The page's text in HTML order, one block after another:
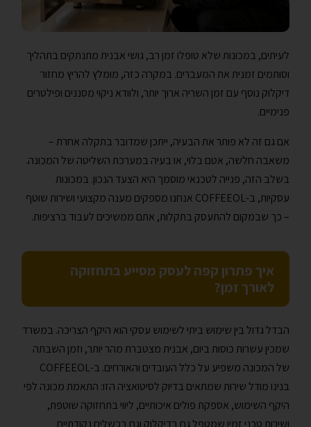
לעיתים, במכונות שלא טופלו זמן רב, גושי אבנית מתנתקים בתהליך
וסותמים זמנית את המעברים. במקרה כזה, מומלץ להריץ מחזור
דיקלוק נוסף עם זמן השריה ארוך יותר, ולוודא ניקוי מסננים ופילטרים
פנימיים.
אם גם זה לא פותר את הבעיה, ייתכן שמדובר בתקלה אחרת –
משאבה חלשה, אטם בלוי, או בעיה במערכת השליטה של המכונה.
בשלב הזה, פנייה לטכנאי מוסמך היא הצעד הנכון. במכונות
עסקיות, ב-COFFEEOL אנחנו מספקים מענה מקצועי ושירות שוטף
– כך שבמקום להתעסק בתקלות, אתם ממשיכים לעבוד ברציפות.
איך פתרון קפה לעסק מסייע בתחזוקה
לאורך זמן?
הבדל גדול בין שימוש ביתי לשימוש עסקי הוא היקף הצריכה. במשרד
שמכין עשרות כוסות ביום, אבנית מצטברת מהר יותר, וזמן השבתה
של המכונה משפיע על כלל העובדים והאורחים. ב-COFFEEOL
בנינו מודל שירות שמתאים בדיוק לסיטואציה הזו: התאמת מכונה לפי
היקף השימוש, אספקת פולים איכותיים, ליווי בתחזוקה שוטפת,
ושירות טכני זמין שמטפל גם בדיקלוק וגם בכשלים נקודתיים.